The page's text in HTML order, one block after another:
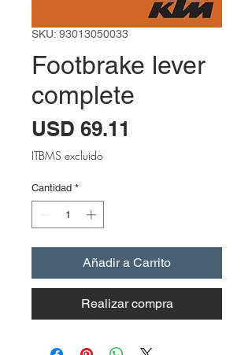
SKU: 93013050033
Footbrake lever
complete
USD 69.11
ITBMS excluido
Cantidad *
Añadir a Carrito
Realizar compra